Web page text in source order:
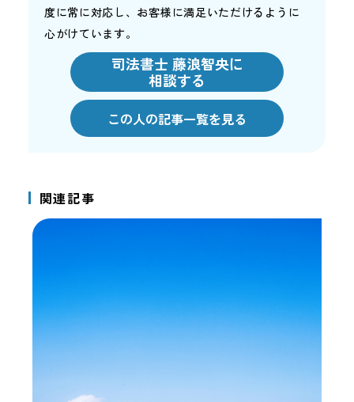
度に常に対応し、お客様に満足いただけるように
心がけています。
司法書士 藤浪智央に
相談する
この人の記事一覧を見る
関連記事